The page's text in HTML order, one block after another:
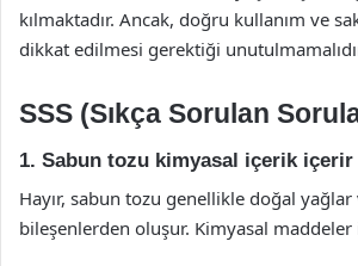
kılmaktadır. Ancak, doğru kullanım ve
dikkat edilmesi gerektiği
SSS (Sıkça Sorulan
1. Sabun tozu kimyasal içerik
Hayır, sabun tozu genellikle doğal
bileşenlerden oluşur. Kimyasal maddeler